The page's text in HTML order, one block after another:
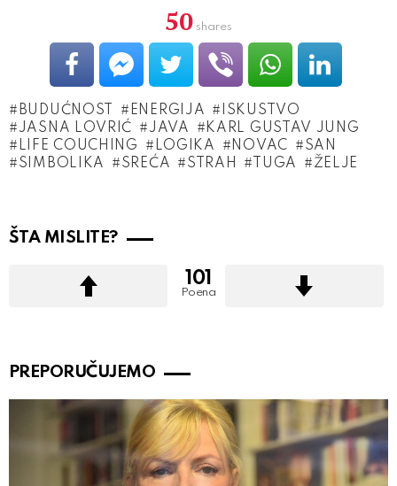
50 shares
BUDUĆNOST ENERGIJA
ISKUSTVO
JASNA LOVRIĆ
JAVA
KARL GUSTAV JUNG
LIFE COUCHING
LOGIKA NOVAC
SAN
SIMBOLIKA
SREĆA STRAH TUGA ŽELJE
ŠTA MISLITE?
101
Poena
PREPORUČUJEMO